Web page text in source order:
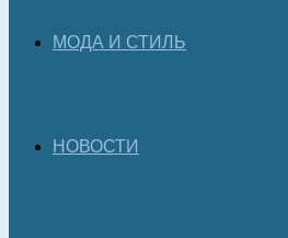
МОДА И СТИЛЬ
НОВОСТИ